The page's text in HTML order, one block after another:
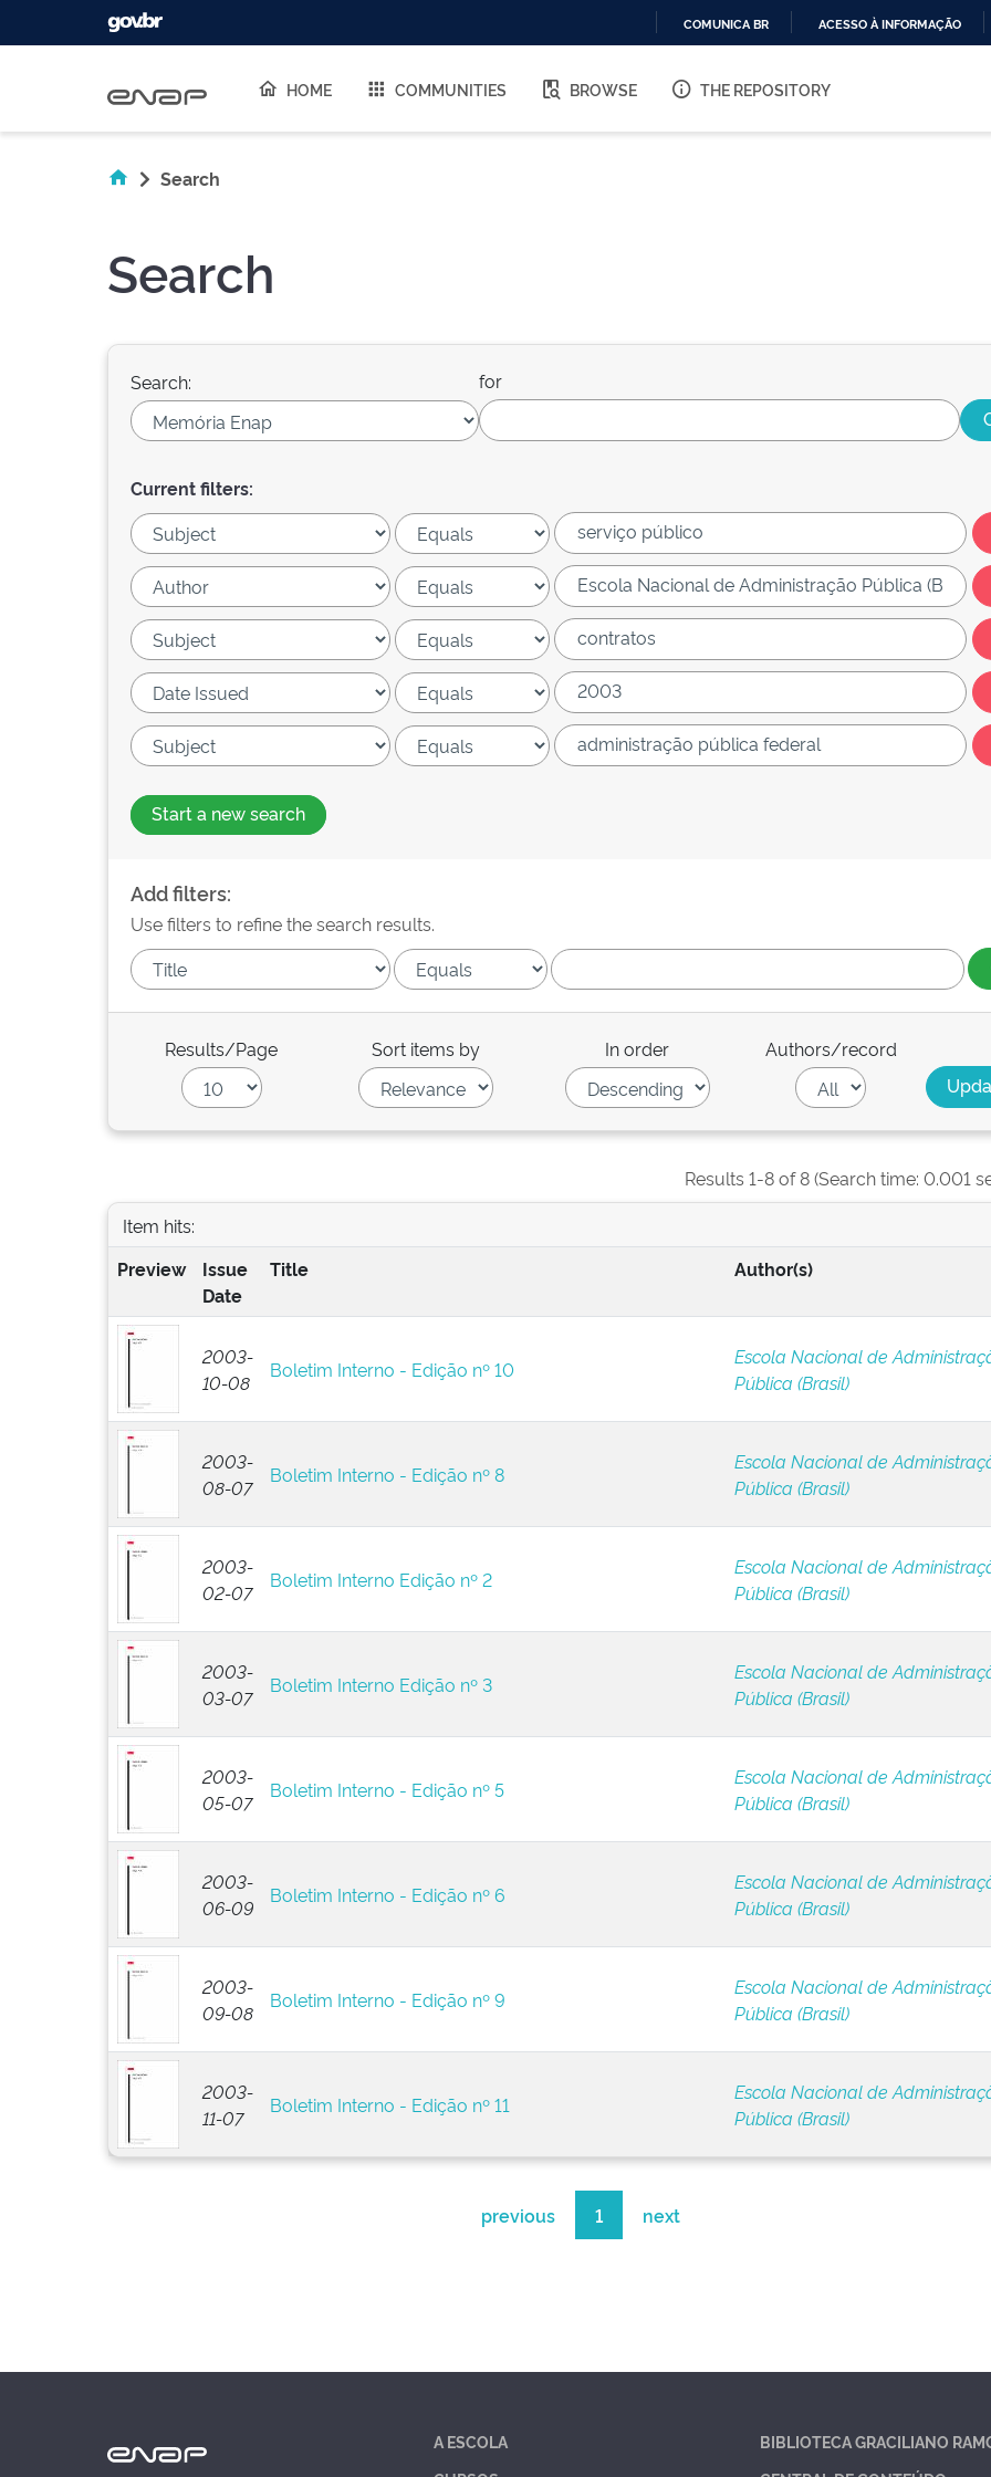
O
COMUNICA BR ACESSO À INFORMAÇÃO
HOME COMMUNITIES BROWSE THE REPOSITORY
Search
Search
Search: for
Current filters:
Start a new search
Add filters:
Use filters to refine the search results.
Results/Page Sort items by In order Authors/record
Results 1-8 of 8 (Search time: 0.001
Item hits:
Preview
Issue
Date
Title Author(s)
2003-
10-08
Boletim Interno - Edição nº 10
Escola Nacional de
Pública (Brasil)
2003-
08-07
Boletim Interno - Edição nº 8
Escola Nacional de
Pública (Brasil)
2003-
02-07
Boletim Interno Edição nº 2
Escola Nacional de
Pública (Brasil)
2003-
03-07
Boletim Interno Edição nº 3
Escola Nacional de
Pública (Brasil)
2003-
05-07
Boletim Interno - Edição nº 5
Escola Nacional de
Pública (Brasil)
2003-
06-09
Boletim Interno - Edição nº 6
Escola Nacional de
Pública (Brasil)
2003-
09-08
Boletim Interno - Edição nº 9
Escola Nacional de
Pública (Brasil)
2003-
11-07
Boletim Interno - Edição nº 11
Escola Nacional de
Pública (Brasil)
previous 1 next
A ESCOLA
BIBLIOTECA GRACILIANO